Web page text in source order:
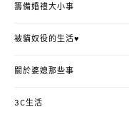
籌備婚禮大小事
被貓奴役的生活♥
關於婆媳那些事
3C生活